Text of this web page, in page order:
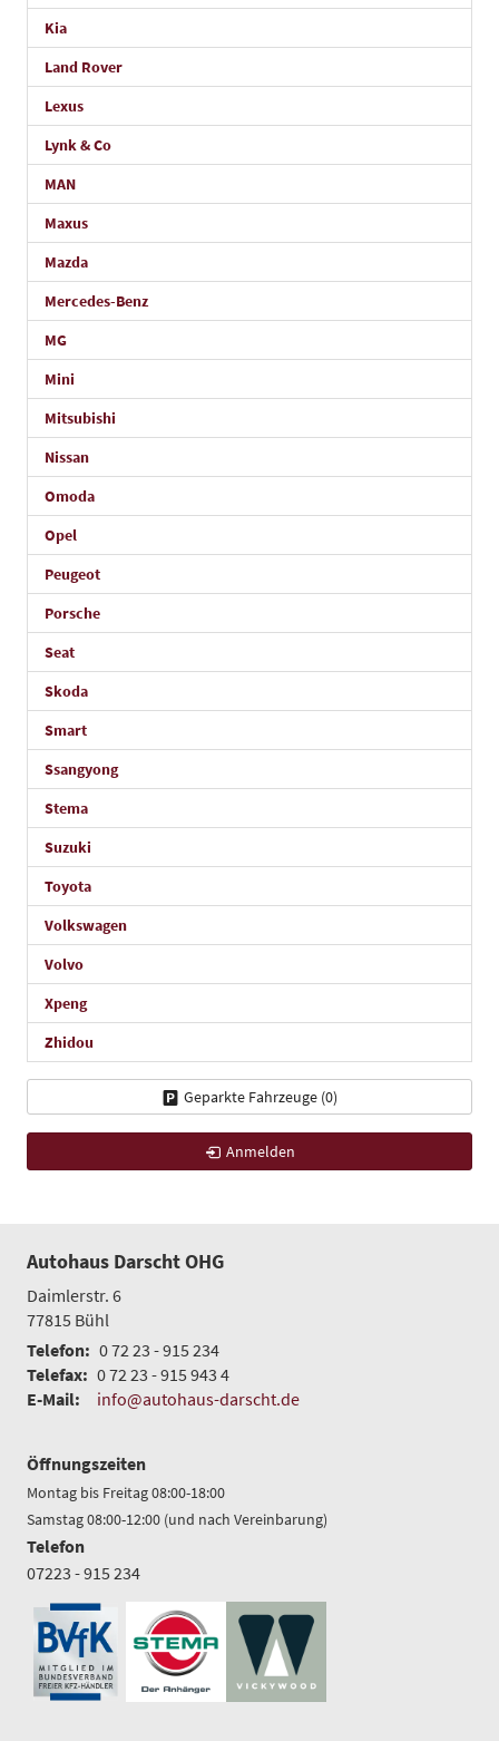
Kia
Land Rover
Lexus
Lynk & Co
MAN
Maxus
Mazda
Mercedes-Benz
MG
Mini
Mitsubishi
Nissan
Omoda
Opel
Peugeot
Porsche
Seat
Skoda
Smart
Ssangyong
Stema
Suzuki
Toyota
Volkswagen
Volvo
Xpeng
Zhidou
Geparkte Fahrzeuge (0)
Anmelden
Autohaus Darscht OHG
Daimlerstr. 6
77815 Bühl
Telefon: 0 72 23 - 915 234
Telefax: 0 72 23 - 915 943 4
E-Mail:
info@autohaus-darscht.de
Öffnungszeiten
Montag bis Freitag 08:00-18:00
Samstag 08:00-12:00 (und nach Vereinbarung)
Telefon
07223 - 915 234